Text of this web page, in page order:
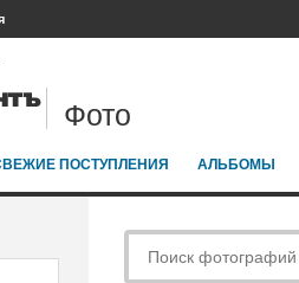
Фото
ПОСТУПЛЕНИЯ АЛЬБОМЫ